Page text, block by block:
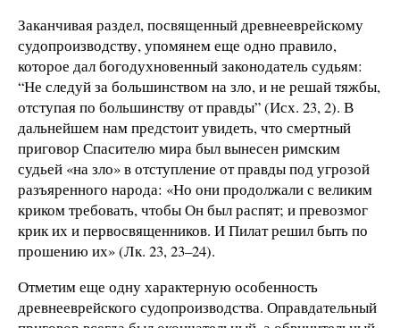
Заканчивая раздел, посвященный древнееврейскому
судопроизводству, упомянем еще одно правило,
которое дал богодухновенный законодатель судьям:
“Не следуй за большинством на зло, и не решай тяжбы,
отступая по большинству от правды” (Исх. 23, 2). В
дальнейшем нам предстоит увидеть, что смертный
приговор Спасителю мира был вынесен римским
судьей «на зло» в отступление от правды под угрозой
разъяренного народа: «Но они продолжали с великим
криком требовать, чтобы Он был распят; и превозмог
крик их и первосвященников. И Пилат решил быть по
прошению их» (Лк. 23, 23–24).
Отметим еще одну характерную особенность
древнееврейского судопроизводства. Оправдательный